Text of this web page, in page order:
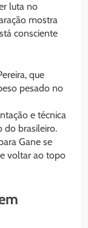
luta no
mostra
consciente
que
pesado no
e técnica
do brasileiro.
Gane se
voltar ao topo